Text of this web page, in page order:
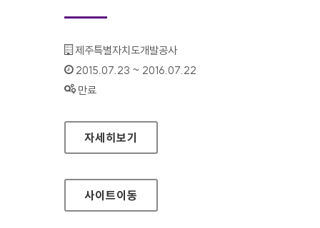
기관명 :
제주특별자치도개발공사
인증기간 :
2015.07.23 ~ 2016.07.22
상태 :
만료
제주특별자치도개발공사 홈페이지
자세히보기
사이트이동